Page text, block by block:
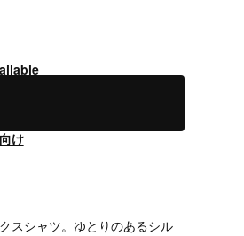
け
スシャツ。ゆとりのあるシル